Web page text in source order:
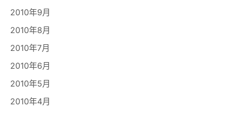
2010年9月
2010年8月
2010年7月
2010年6月
2010年5月
2010年4月